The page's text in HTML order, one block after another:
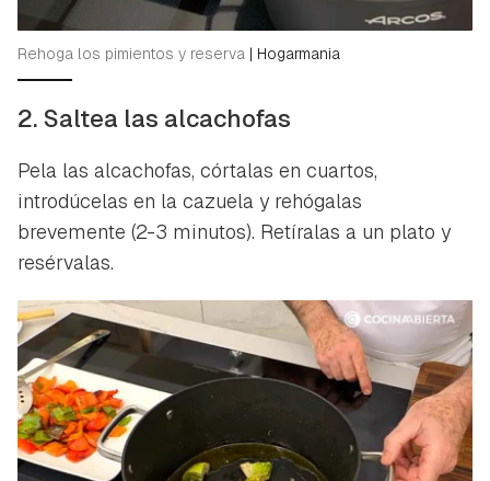
Rehoga los pimientos y reserva | Hogarmania
2. Saltea las alcachofas
Pela las alcachofas, córtalas en cuartos,
introdúcelas en la cazuela y rehógalas
brevemente (2-3 minutos). Retíralas a un plato y
resérvalas.